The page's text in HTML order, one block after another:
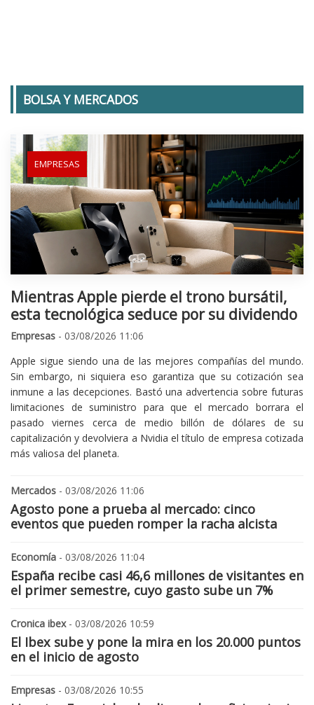
BOLSA Y MERCADOS
EMPRESAS
Mientras Apple pierde el trono bursátil,
esta tecnológica seduce por su dividendo
Empresas - 03/08/2026 11:06
Apple sigue siendo una de las mejores compañías del mundo.
Sin embargo, ni siquiera eso garantiza que su cotización sea
inmune a las decepciones. Bastó una advertencia sobre futuras
limitaciones de suministro para que el mercado borrara el
pasado viernes cerca de medio billón de dólares de su
capitalización y devolviera a Nvidia el título de empresa cotizada
más valiosa del planeta.
Mercados - 03/08/2026 11:06
Agosto pone a prueba al mercado: cinco
eventos que pueden romper la racha alcista
Economía - 03/08/2026 11:04
España recibe casi 46,6 millones de visitantes en
el primer semestre, cuyo gasto sube un 7%
Cronica ibex- 03/08/2026 10:59
El Ibex sube y pone la mira en los 20.000 puntos
en el inicio de agosto
Empresas - 03/08/2026 10:55